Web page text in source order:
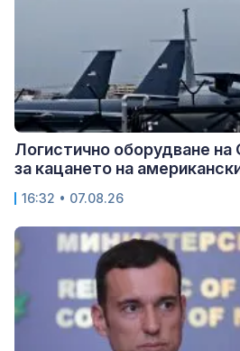
Логистично оборудване
за кацането на
16:32 • 07.08.26